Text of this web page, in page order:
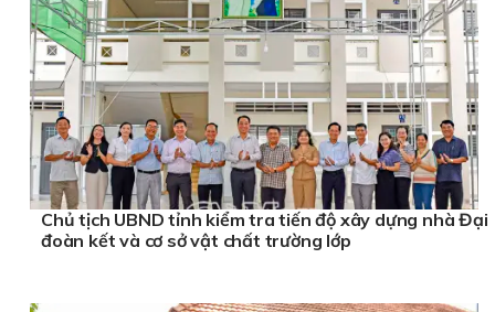
Chủ tịch UBND tỉnh kiểm tra tiến độ xây dựng nhà Đại
đoàn kết và cơ sở vật chất trường lớp